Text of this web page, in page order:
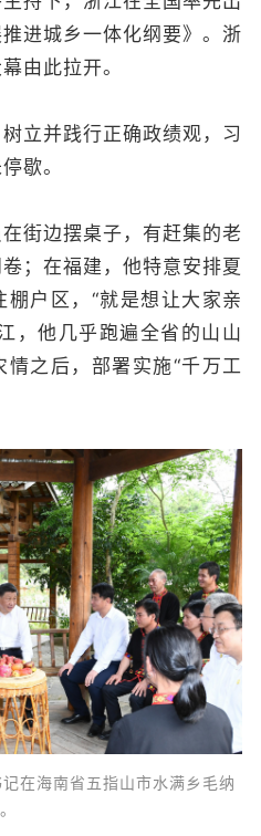
进城乡一体化纲要》。浙
由此拉开。
立并践行正确政绩观，习
歇。
街边摆桌子，有赶集的老
；在福建，他特意安排夏
户区，“就是想让大家亲
，他几乎跑遍全省的山山
之后，部署实施“千万工
在海南省五指山市水满乡毛纳